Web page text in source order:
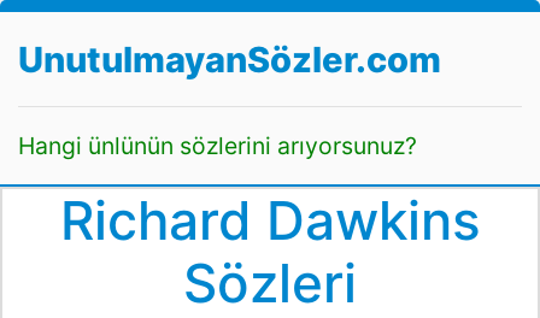
UnutulmayanSözler.com
Hangi ünlünün sözlerini arıyorsunuz?
Richard Dawkins
Sözleri